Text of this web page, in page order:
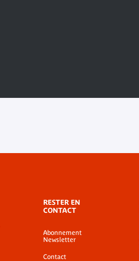
RESTER EN
CONTACT
Abonnement
Newsletter
Contact